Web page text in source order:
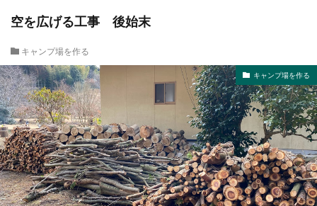
空を広げる工事 後始末
キャンプ場を作る
キャンプ場を作る